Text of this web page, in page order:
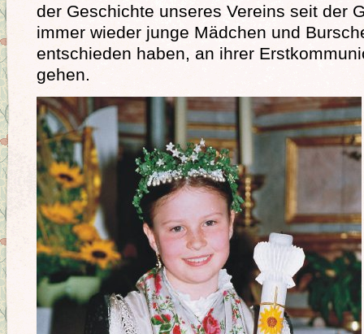
der Geschichte unseres Vereins seit der
immer wieder junge Mädchen und
entschieden haben, an ihrer
gehen.